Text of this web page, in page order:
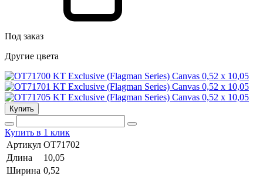
Под заказ
Другие цвета
Купить
Купить в 1 клик
Артикул OT71702
Длина
10,05
Ширина 0,52